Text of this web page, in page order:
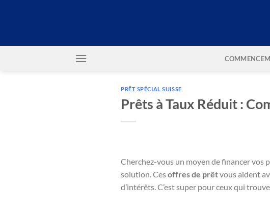
PRÊT SPÉCIAL SUISSE
Prêts à Taux Réduit :
Cherchez-vous un moyen de financer vos
solution. Cesoffres de prêtvous aident
d’intérêts. C’est super pour ceux qui